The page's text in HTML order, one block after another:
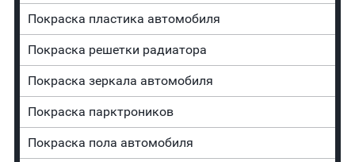
Покраска пластика автомобиля
Покраска решетки радиатора
Покраска зеркала автомобиля
Покраска парктроников
Покраска пола автомобиля